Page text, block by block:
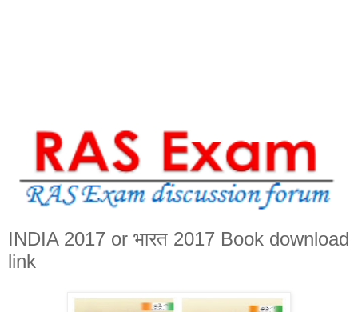
INDIA 2017 or भारत 2017 Book download
link